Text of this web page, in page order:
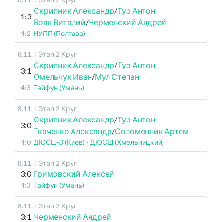
1:3
Скрипник Александр/Тур Антон
Вовк Виталий/Черменский Андрей
4:2 НУПП (Полтава)
8.11 . I Этап 2 Круг
3:1
Скрипник Александр/Тур Антон
Омельчук Иван/Мул Степан
4:3 Тайфун (Умань)
8.11 . I Этап 2 Круг
3:0
Скрипник Александр/Тур Антон
Ткаченко Александр/Соломенник Артем
4:0 ДЮСШ-3 (Киев) - ДЮСШ (Хмельницкий)
8.11 . I Этап 2 Круг
3:0 Гримовский Алексей
4:3 Тайфун (Умань)
8.11 . I Этап 2 Круг
3:1 Черменский Андрей